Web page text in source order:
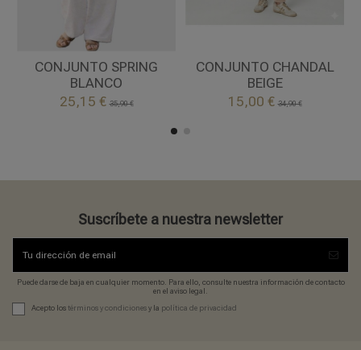
CONJUNTO SPRING
BLANCO
25,15 €35,90 €
BLANCO
 Añadir al carrito
CONJUNTO CHANDAL
BEIGE
15,00 €34,90 €
BEIGE
 Añadir al carrito
Suscríbete a nuestra newsletter
Puede darse de baja en cualquier momento. Para ello, consulte nuestra información de contacto
en el aviso legal.
Acepto lostérminos y condicionesy la política de privacidad